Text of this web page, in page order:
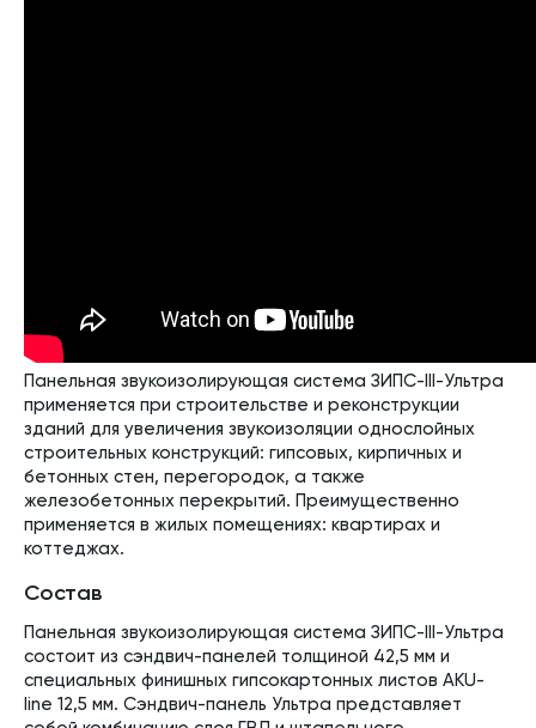
Панельная звукоизолирующая система ЗИПС-III-Ультра
применяется при строительстве и реконструкции
зданий для увеличения звукоизоляции однослойных
строительных конструкций: гипсовых, кирпичных и
бетонных стен, перегородок, а также
железобетонных перекрытий. Преимущественно
применяется в жилых помещениях: квартирах и
коттеджах.
Состав
Панельная звукоизолирующая система ЗИПС-III-Ультра
состоит из сэндвич-панелей толщиной 42,5 мм и
специальных финишных гипсокартонных листов AKU-
line 12,5 мм. Сэндвич-панель Ультра представляет